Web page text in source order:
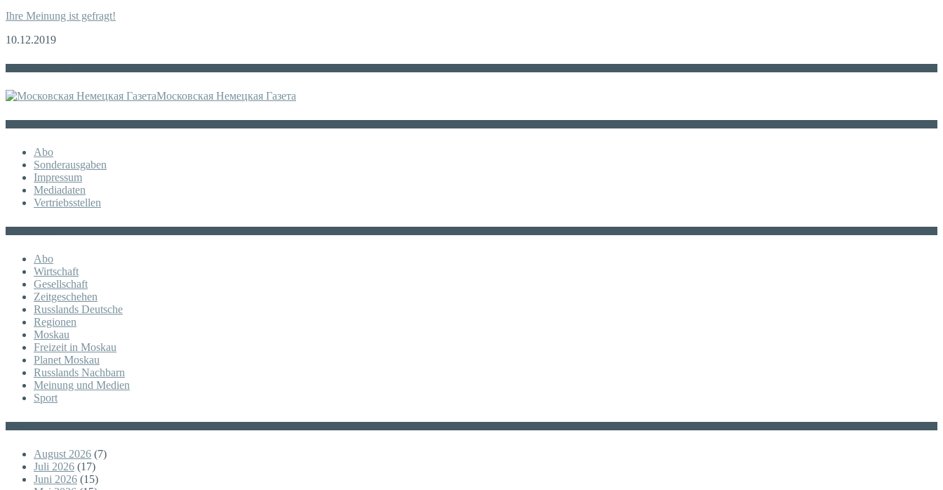
Ihre Meinung ist gefragt!
10.12.2019
Московская Немецкая Газета
Abo
Sonderausgaben
Impressum
Mediadaten
Vertriebsstellen
Abo
Wirtschaft
Gesellschaft
Zeitgeschehen
Russlands Deutsche
Regionen
Moskau
Freizeit in Moskau
Planet Moskau
Russlands Nachbarn
Meinung und Medien
Sport
August 2026 (7)
Juli 2026 (17)
Juni 2026 (15)